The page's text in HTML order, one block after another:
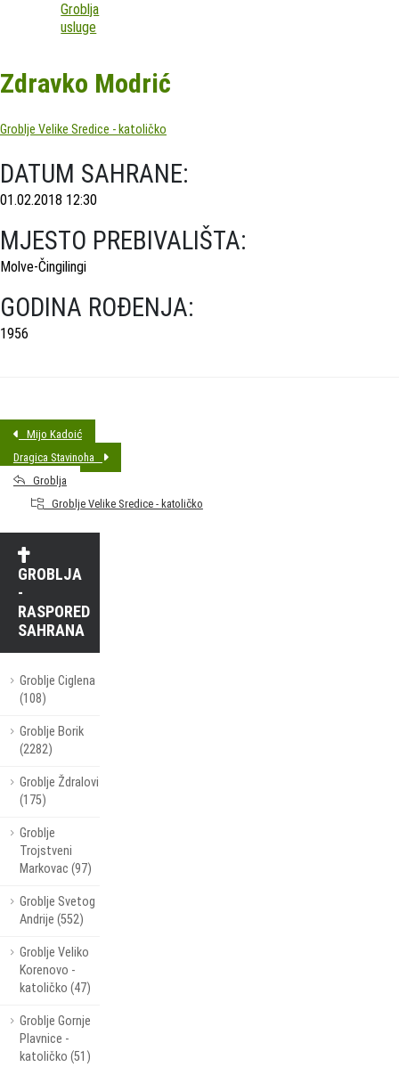
Groblja
usluge
Zdravko Modrić
Groblje Velike Sredice - katoličko
DATUM SAHRANE:
01.02.2018 12:30
MJESTO PREBIVALIŠTA:
Molve-Čingilingi
GODINA ROĐENJA:
1956
Mijo Kadoić
Dragica Stavinoha
Groblja
Groblje Velike Sredice - katoličko
GROBLJA
-
RASPORED
SAHRANA
Groblje Ciglena
(108)
Groblje Borik
(2282)
Groblje Ždralovi
(175)
Groblje
Trojstveni
Markovac (97)
Groblje Svetog
Andrije (552)
Groblje Veliko
Korenovo -
katoličko (47)
Groblje Gornje
Plavnice -
katoličko (51)